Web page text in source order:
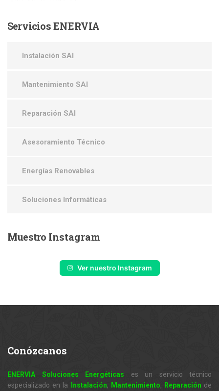
ServiciosENERVIA
Instalación SAI
Mantenimiento SAI
Reparación SAI
Asesoramiento Técnico
Energías Renovables
Soluciones Informáticas
Muestro Instagram
Ver nuestro Instagram
Conózcanos
ENERVIA Soluciones Energéticas es un servicio técnico
especializado en la
Instalación, Mantenimiento, Reparación de